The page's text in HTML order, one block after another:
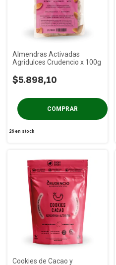
Almendras Activadas
Agridulces Crudencio x 100g
$5.898,10
26en stock
Cookies de Cacao y